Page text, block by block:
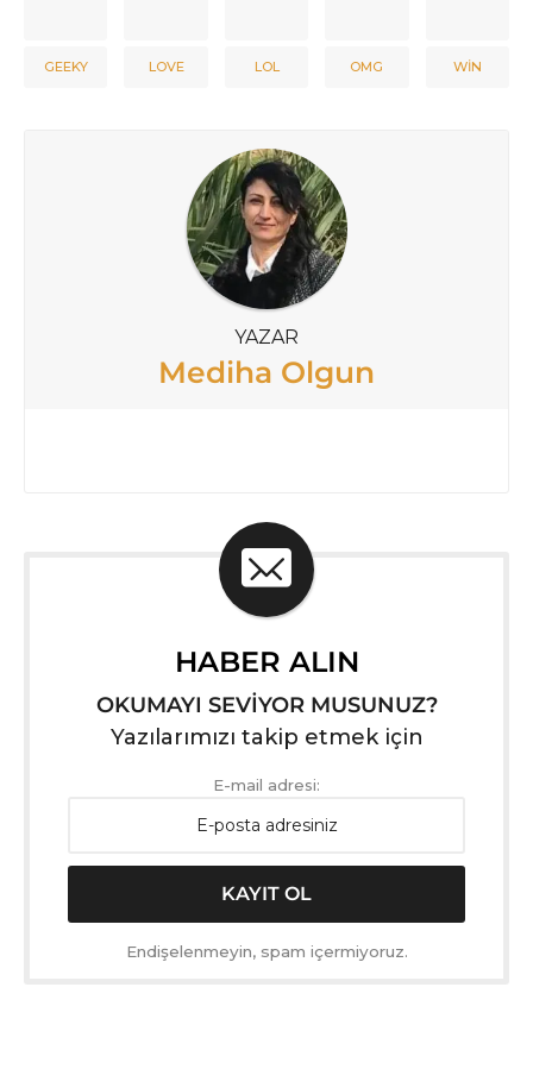
GEEKY LOVE LOL OMG WIN
YAZAR
Mediha Olgun
HABER ALIN
OKUMAYI SEVİYOR MUSUNUZ?
Yazılarımızı takip etmek için
E-mail adresi:
Endişelenmeyin, spam içermiyoruz.